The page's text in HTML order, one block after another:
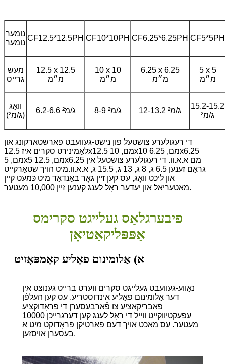
נומער
נומער
CF12.5*12.5PH CF10*10PH CF6.25*6.25PH CF5*5PH
מעש
גרייס
12.5 x 12.5
מ״מ
10 x 10
מ״מ
6.25 x 6.25
מ״מ
5 x 5
מ״מ
וואָג
(ג/מ²)
6.2-6.6 ג/מ² 8-9 ג/מ² 12-13.2 ג/מ²
15.2-15.2
ג/מ²
די רעגולערע צושטעל פון נישט-געוועבט פארשטארקונג און
לאַמינירט סקרים איז 12.5x12.5 מם, 10x10 מם, 6.25x6.25
מם, 5x5 מם, 12.5x6.25 מם א.א.וו. די רעגולערע צושטעל אין
גראַם זענען 6.5 ג, 8 ג, 13 ג, 15.5 ג, א.א.וו.
מיט הויך שטאַרקייט
און ליכט וואָג, עס קען זיין גאָר באַנדאַד מיט כּמעט קיין
מאַטעריאַל און יעדער ראָל לענג קענען זיין 10,000 מעטער.
פיבערגלאַס געלייגט סקרימס
אַפּפּליקאַטיאָן
א) אַלומינום פאָליע קאָמפּאָזיט
נאָווע-געוועבט געלייגט סקרים ווערט ברייט גענוצט אין
דער אַלומינום פאָליע אינדוסטריע. עס קען העלפֿן
פאַבריקאַציע צו פֿאַרבעסערן די פּראָדוקציע
עפֿעקטיווקייט ווייל די ראָל לענג קען דערגרייכן 10000
מעטער. עס מאַכט אויך דעם פֿאַרטיקן פּראָדוקט מיט אַ
בעסערן אויסזען.